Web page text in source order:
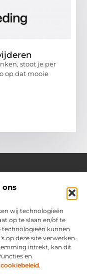
ons
wij technologieën
op te slaan en/of te
technologieën kunnen
op deze site verwerken.
intrekt, kan dit
en
.
stoot je per
op dat mooie
modetips
vol trends,
hoe je met slimme
en zelfvertrouwen